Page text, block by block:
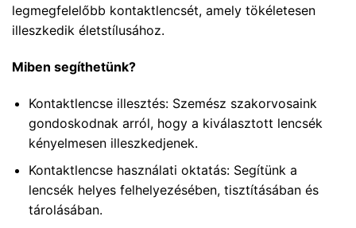
legmegfelelőbb kontaktlencsét, amely tökéletesen
illeszkedik életstílusához.
Miben segíthetünk?
Kontaktlencse illesztés: Szemész szakorvosaink
gondoskodnak arról, hogy a kiválasztott lencsék
kényelmesen illeszkedjenek.
Kontaktlencse használati oktatás: Segítünk a
lencsék helyes felhelyezésében, tisztításában és
tárolásában.